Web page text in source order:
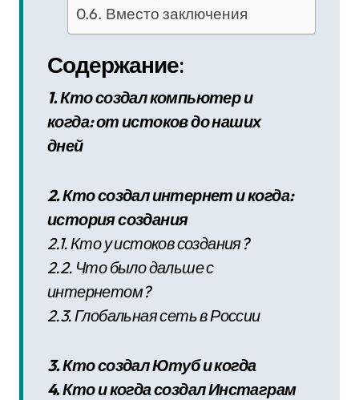
Вместо заключения
Содержание:
1. Кто создал компьютер и
когда: от истоков до наших
дней
2. Кто создал интернет и когда:
история создания
2.1. Кто у истоков создания?
2.2. Что было дальше с
интернетом?
2.3. Глобальная сеть в России
3. Кто создал Ютуб и когда
4. Кто и когда создал Инстаграм